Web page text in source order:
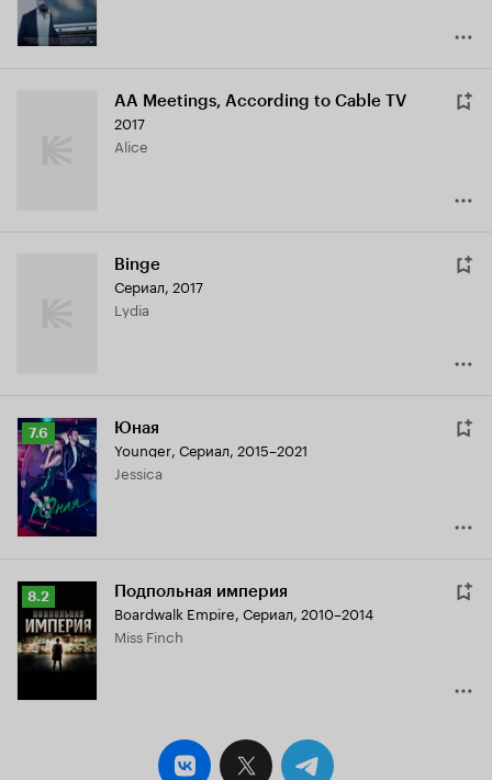
AA Meetings, According to Cable TV
2017
Alice
Binge
Сериал, 2017
Lydia
Рейтинг
Кинопоиска
7.6
7.6 Юная
Younger, Сериал, 2015–2021
Jessica
Рейтинг
Кинопоиска
8.2
8.2 Подпольная империя
Boardwalk Empire, Сериал, 2010–2014
Miss Finch